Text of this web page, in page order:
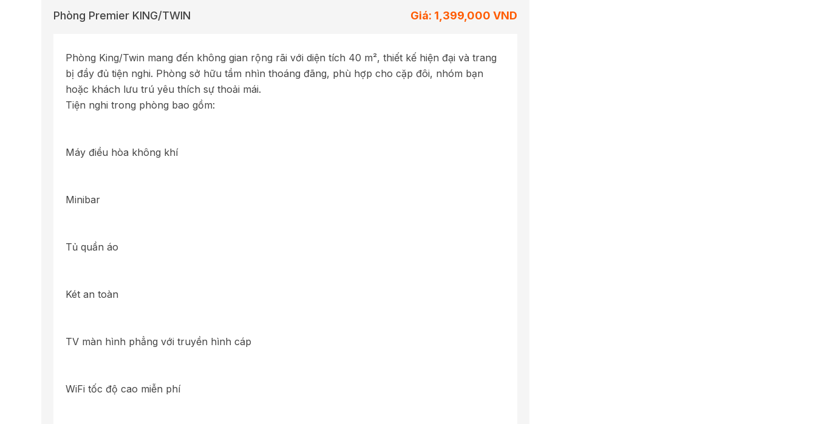
Phòng Premier KING/TWIN Giá: 1,399,000 VND
Phòng King/Twin mang đến không gian rộng rãi với diện tích 40 m², thiết kế hiện đại và trang
bị đầy đủ tiện nghi. Phòng sở hữu tầm nhìn thoáng đãng, phù hợp cho cặp đôi, nhóm bạn
hoặc khách lưu trú yêu thích sự thoải mái.
Tiện nghi trong phòng bao gồm:
Máy điều hòa không khí
Minibar
Tủ quần áo
Két an toàn
TV màn hình phẳng với truyền hình cáp
WiFi tốc độ cao miễn phí